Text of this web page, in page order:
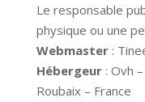
Le responsable
physique ou une
Webmaster:
Hébergeur: Ovh
Roubaix – France